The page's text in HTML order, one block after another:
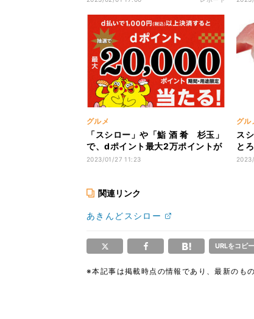
グルメ
「スシロー」や「鮨 酒 肴 杉玉」
で、dポイント最大2万ポイントが
当たる!
2023/01/27 11:23
グル
ス
と
イ
関連リンク
あきんどスシロー
URLをコピー
※本記事は掲載時点の情報であり、最新のも